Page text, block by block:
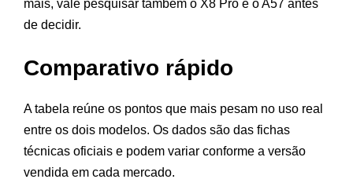
mais, vale pesquisar também o X8 Pro e o A57 antes
de decidir.
Comparativo rápido
A tabela reúne os pontos que mais pesam no uso real
entre os dois modelos. Os dados são das fichas
técnicas oficiais e podem variar conforme a versão
vendida em cada mercado.